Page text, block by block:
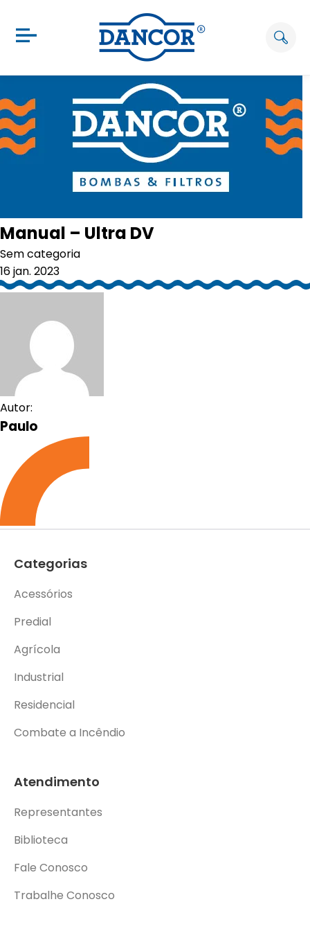
Manual – Ultra DV
Sem categoria
16 jan. 2023
Autor:
Paulo
Categorias
Acessórios
Predial
Agrícola
Industrial
Residencial
Combate a Incêndio
Atendimento
Representantes
Biblioteca
Fale Conosco
Trabalhe Conosco